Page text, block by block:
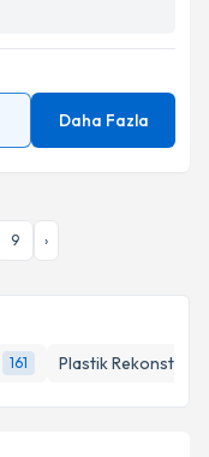
161 Plastik
Daha Fazla
9 ›